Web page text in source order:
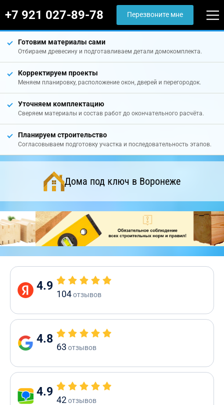
+7 921 027-89-78 Перезвоните мне
Готовим материалы сами
Отбираем древесину и подготавливаем детали домокомплекта.
Корректируем проекты
Меняем планировку, расположение окон, дверей и перегородок.
Уточняем комплектацию
Сверяем материалы и состав работ до окончательного расчёта.
Планируем строительство
Согласовываем подготовку участка и последовательность этапов.
Дома под ключ в Воронеже
4.9
104отзывов
4.8
63 отзывов
4.9
42отзывов